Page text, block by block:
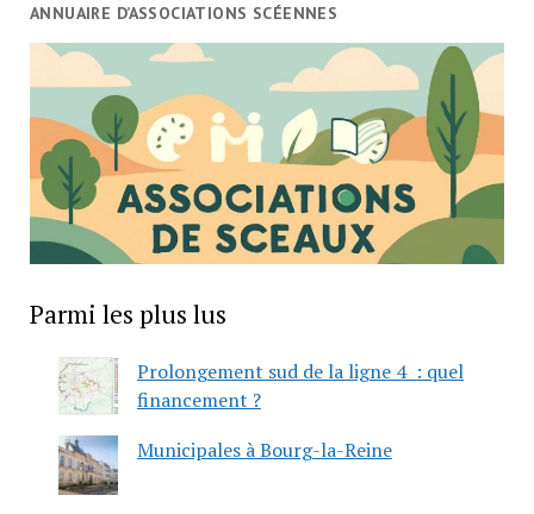
ANNUAIRE D’ASSOCIATIONS SCÉENNES
Parmi les plus lus
Prolongement sud de la ligne 4 : quel
financement ?
Municipales à Bourg-la-Reine